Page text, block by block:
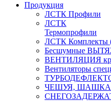
Продукция
ЛСТК Профили
ЛСТК
Термопрофили
ЛСТК Комплекты
Бесшумные
ВЕНТИЛЯЦИЯ
Вентиляторы
ЧЕШУЯ, ШАШКА